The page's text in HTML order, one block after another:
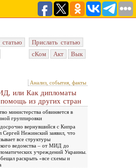
статью
Прислать статью
сКом Акт
Вык
Анализ, события, факты
или Как дипломаты
из других стран
министерства обвиняется в
группировки
вернувшийся с Кипра
Сергей Нежинский заявил, что
все структуры
ведомства – от МИД до
учреждений Украины.
раскрыть «все схемы и